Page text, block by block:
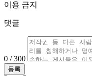
이용 금지
댓글
0 / 300